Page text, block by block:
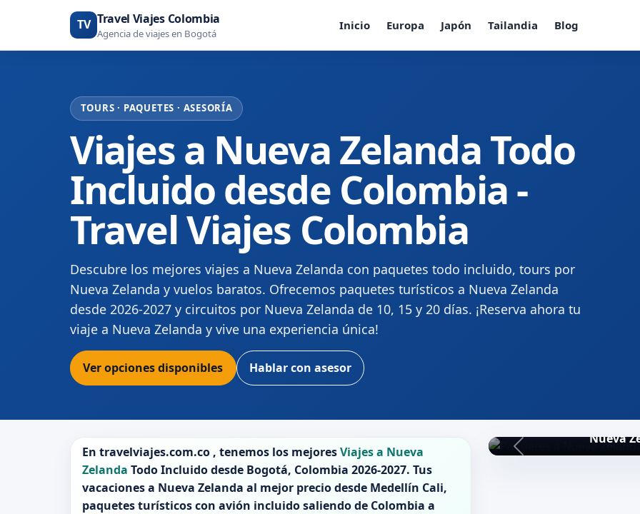
TV Travel Viajes Colombia
Agencia de viajes en Bogotá
Inicio Europa Japón Tailandia Blog
TOURS · PAQUETES · ASESORÍA
Viajes a Nueva Zelanda Todo
Incluido desde Colombia -
Travel Viajes Colombia
Descubre los mejores viajes a Nueva Zelanda con paquetes todo incluido, tours por
Nueva Zelanda y vuelos baratos. Ofrecemos paquetes turísticos a Nueva Zelanda
desde 2026-2027 y circuitos por Nueva Zelanda de 10, 15 y 20 días. ¡Reserva ahora tu
viaje a Nueva Zelanda y vive una experiencia única!
Ver opciones disponibles Hablar con asesor
En travelviajes.com.co , tenemos los mejoresViajes a Nueva
Zelanda Todo Incluido desde Bogotá, Colombia 2026-2027. Tus
vacaciones a Nueva Zelanda al mejor precio desde Medellín Cali,
paquetes turísticos con avión incluido saliendo de Colombia a
Nueva